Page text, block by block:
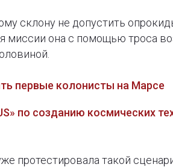
склону не допустить
миссии она с помощью троса
первые колонисты на Марсе
по созданию космических
протестировала такой